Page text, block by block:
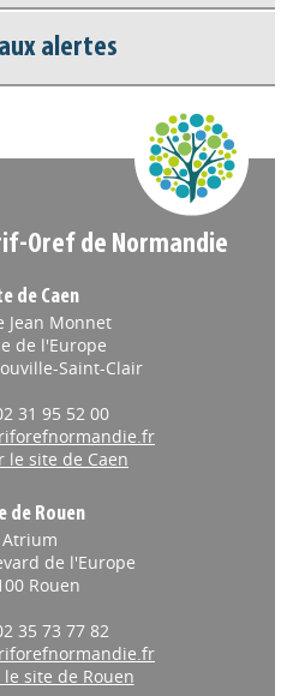
alertes
Oref de Normandie
de Caen
Jean Monnet
de l'Europe
Saint-Clair
31 95 52 00
le site de Caen
de Rouen
Atrium
de l'Europe
Rouen
35 73 77 82
site de Rouen